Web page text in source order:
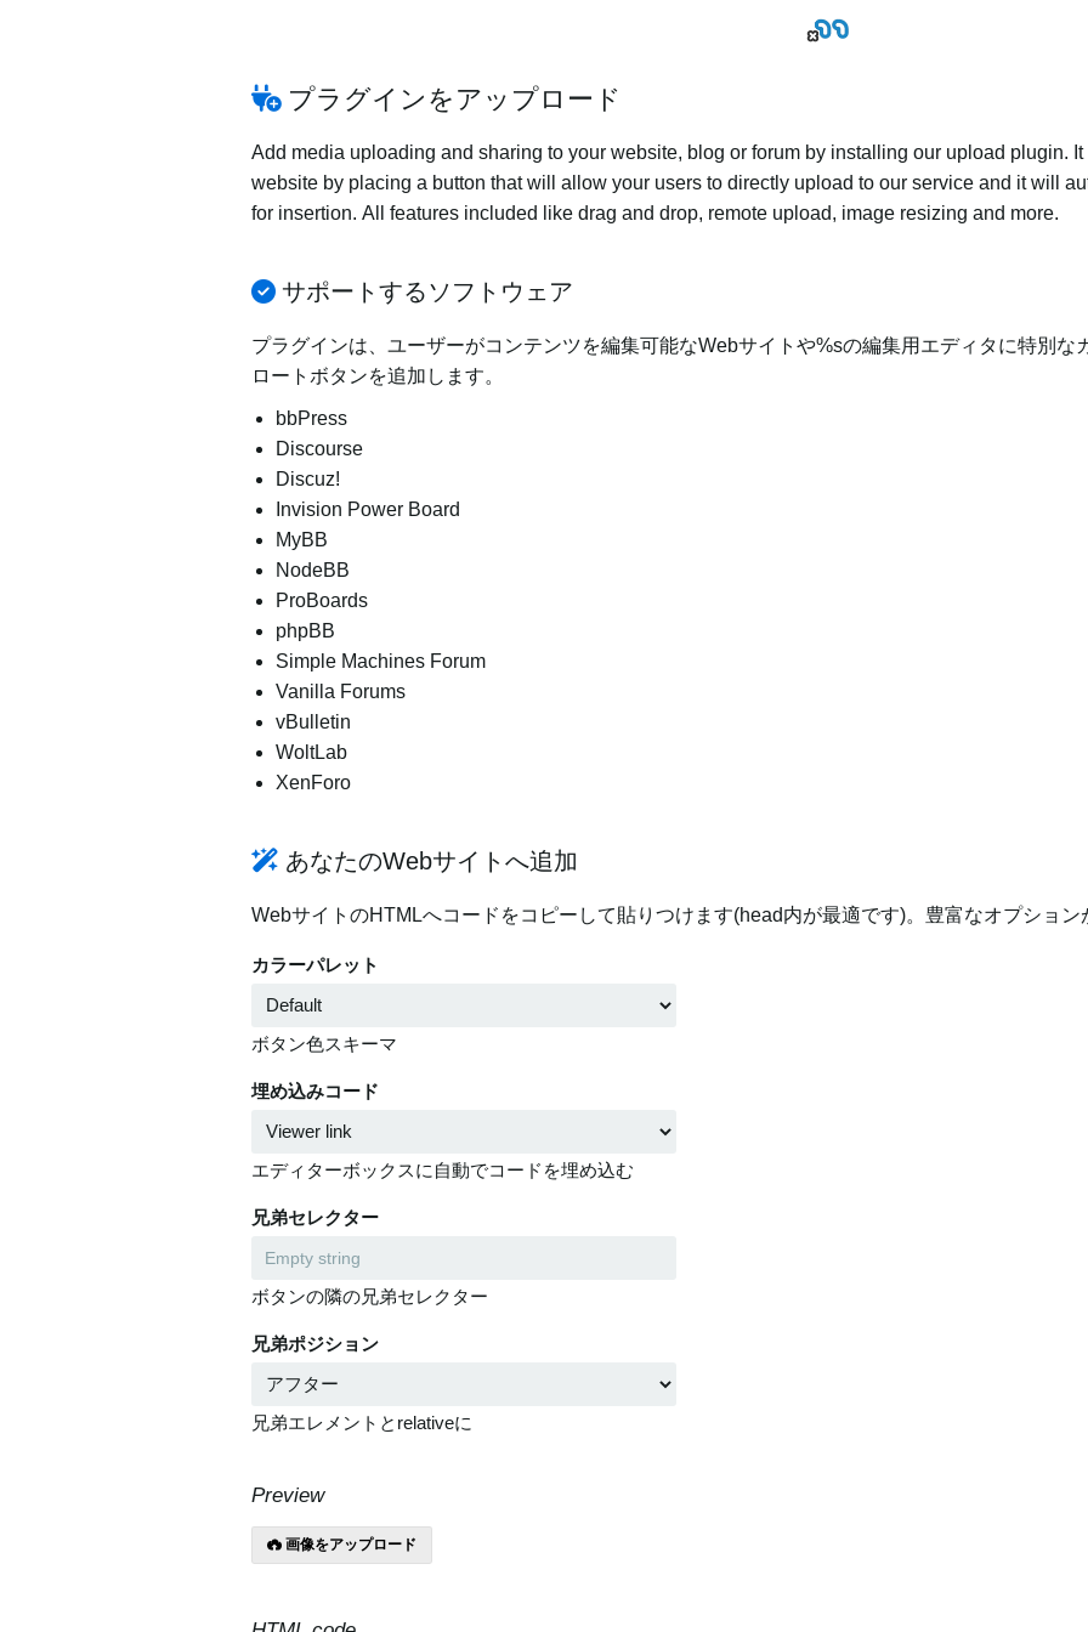
プラグインをアップロード
Add media uploading and sharing to your website, blog or forum by installing our upload plugin.
website by placing a button that will allow your users to directly upload to our service and it will
for insertion. All features included like drag and drop, remote upload, image resizing and more.
サポートするソフトウェア
プラグインは、ユーザーがコンテンツを編集可能なWebサイトや%sの編集用エディタに特別な
ロートボタンを追加します。
bbPress
Discourse
Discuz!
Invision Power Board
MyBB
NodeBB
ProBoards
phpBB
Simple Machines Forum
Vanilla Forums
vBulletin
WoltLab
XenForo
あなたのWebサイトへ追加
WebサイトのHTMLへコードをコピーして貼りつけます(head内が最適です)。豊富なオプション
カラーパレット
ボタン色スキーマ
埋め込みコード
エディターボックスに自動でコードを埋め込む
兄弟セレクター
ボタンの隣の兄弟セレクター
兄弟ポジション
兄弟エレメントとrelativeに
Preview
画像をアップロード